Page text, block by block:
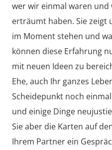
wer wir einmal waren und
erträumt haben. Sie zeigt
im Moment stehen und
können diese Erfahrung
mit neuen Ideen zu
Ehe, auch Ihr ganzes
Scheidepunkt noch
und einige Dinge
Sie aber die Karten auf
Ihrem Partner ein